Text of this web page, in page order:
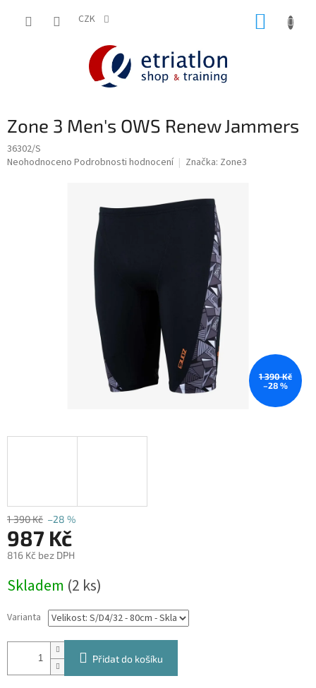
CZK
Zone 3 Men's OWS Renew Jammers
36302/S
Průměrné
Neohodnoceno Podrobnosti hodnocení Značka: Zone3
1 390 Kč
–28 %
1 390 Kč –28 %
987 Kč
816 Kč bez DPH
cena:
Skladem (2 ks)
Varianta
Přidat do košíku
shop.etriatlon.cz - Chat